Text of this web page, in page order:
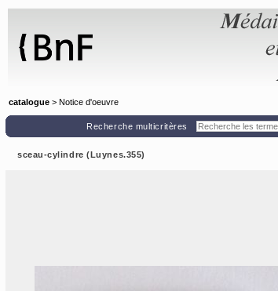
catalogue > Notice d'oeuvre
Recherche multicritères
sceau-cylindre (Luynes.355)